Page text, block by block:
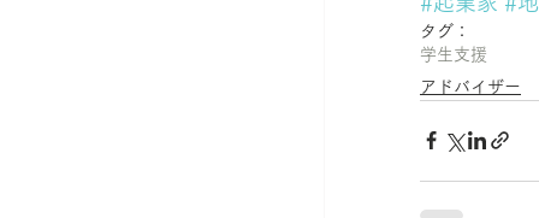
タグ：
学生支援
アドバイザー